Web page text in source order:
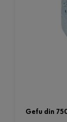
gefu din